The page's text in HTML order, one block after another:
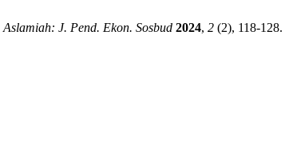
Aslamiah: J. Pend. Ekon. Sosbud 2024, 2 (2), 118-128.